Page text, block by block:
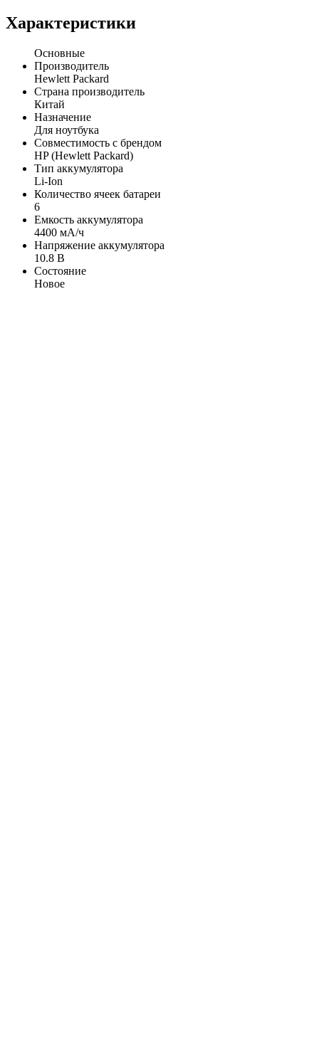
Характеристики
Основные
Производитель
Hewlett Packard
Страна производитель
Китай
Назначение
Для ноутбука
Совместимость с брендом
HP (Hewlett Packard)
Тип аккумулятора
Li-Ion
Количество ячеек батареи
6
Емкость аккумулятора
4400 мА/ч
Напряжение аккумулятора
10.8 В
Состояние
Новое